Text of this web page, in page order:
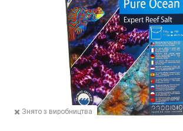
✖️ Знято з виробництва